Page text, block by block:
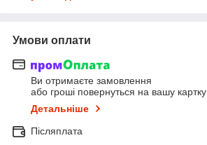
Умови оплати
Ви отримаєте замовлення
або гроші повернуться на вашу картку
Детальніше
Післяплата